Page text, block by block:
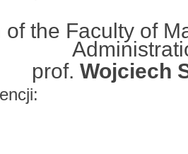
of the Faculty of
prof. Wojciech